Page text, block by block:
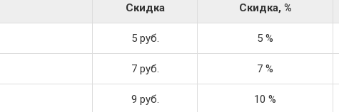
Скидка Скидка, %
5 руб. 5 %
7 руб. 7 %
9 руб. 10 %